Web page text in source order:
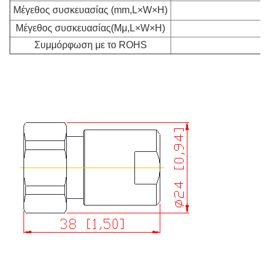
Μέγεθος συσκευασίας (mm,L×W×H)
Μέγεθος συσκευασίας(Μμ,L×W×H)
Συμμόρφωση με το ROHS